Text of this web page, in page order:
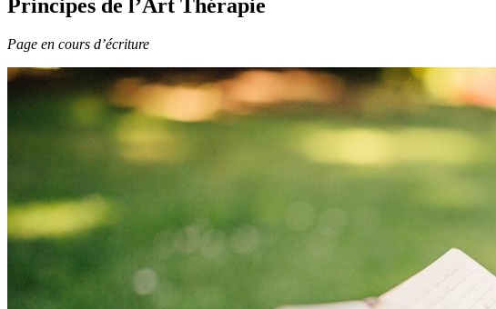
Principes de l’Art Thérapie
Page en cours d’écriture